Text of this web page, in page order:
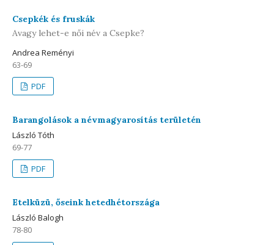
Csepkék és fruskák
Avagy lehet-e női név a Csepke?
Andrea Reményi
63-69
PDF
Barangolások a névmagyarosítás területén
László Tóth
69-77
PDF
Etelküzü, őseink hetedhétországa
László Balogh
78-80